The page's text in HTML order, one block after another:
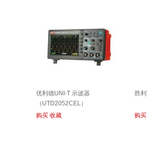
优利德UNI-T 示波器
（UTD2052CEL）
购买 收藏
胜
购买